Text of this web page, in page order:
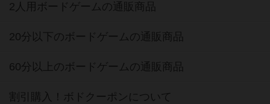
2人用ボードゲームの通販商品
20分以下のボードゲームの通販商品
60分以上のボードゲームの通販商品
割引購入！ボドクーポンについて